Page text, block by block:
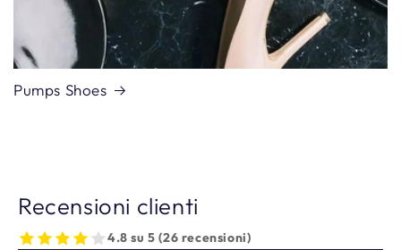
Pumps Shoes
Recensioni clienti
4.8 su 5 (26 recensioni)